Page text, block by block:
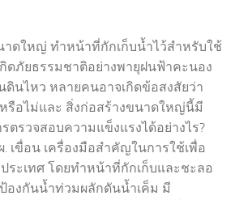
าดใหญ่ ทำหน้าที่กักเก็บน้ำไว้สำหรับใช้
กิดภัยธรรมชาติอย่างพายุฝนฟ้าคะนอง
ดินไหว หลายคนอาจเกิดข้อสงสัยว่า
รือไม่และ สิ่งก่อสร้างขนาดใหญ่นี้มี
ตรวจสอบความแข็งแรงได้อย่างไร?
เขื่อน เครื่องมือสำคัญในการใช้เพื่อ
ระเทศ โดยทำหน้าที่กักเก็บและชะลอ
องกันน้ำท่วมผลักดันน้ำเค็ม มี